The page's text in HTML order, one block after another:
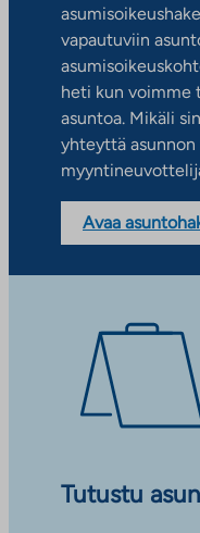
vapautuviin
heti kun voimme
asuntoa. Mikäli
yhteyttä
Avaa
Tutustu